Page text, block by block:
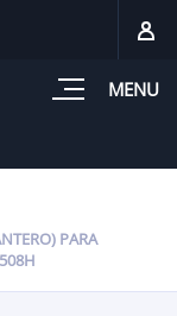
MENU
PARA